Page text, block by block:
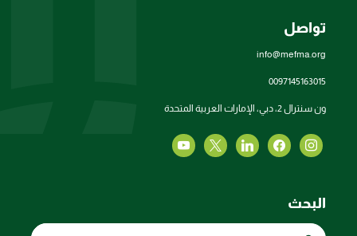
تواصل
info@mefma.org
0097145163015
ون سنترال 2، دبي، الإمارات العربية المتحدة
البحث